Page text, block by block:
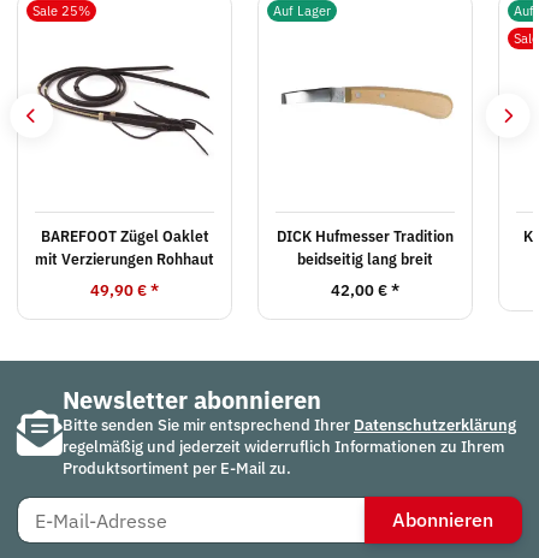
Sale 25%
BAREFOOT Zügel Oaklet
mit Verzierungen Rohhaut
49,90 €*
Auf Lager
DICK Hufmesser Tradition
beidseitig lang breit
42,00 €*
Auf
Newsletter abonnieren
Bitte senden Sie mir entsprechend Ihrer Datenschutzerklärung
regelmäßig und jederzeit widerruflich Informationen zu Ihrem
Produktsortiment per E-Mail zu.
Abonnieren